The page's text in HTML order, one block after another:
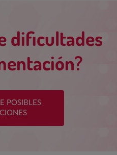
dificultades
POSIBLES